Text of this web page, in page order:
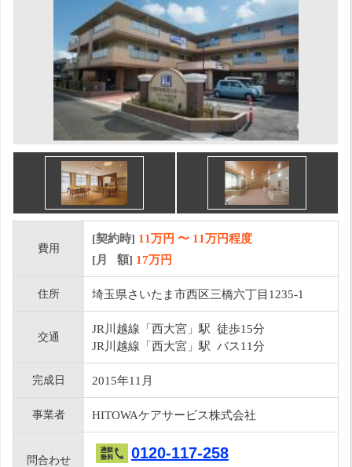
費用
[契約時] 11万円 〜 11万円程度
[月 額] 17万円
住所 埼玉県さいたま市西区三橋六丁目1235-1
交通
JR川越線「西大宮」駅 徒歩15分
JR川越線「西大宮」駅 バス11分
完成日 2015年11月
事業者 HITOWAケアサービス株式会社
問合わせ 0120-117-258